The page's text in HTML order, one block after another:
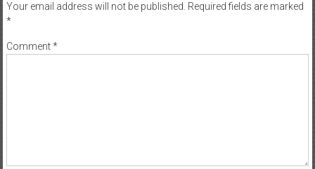
Your email address will not be published. Required fields are marked
*
Comment*